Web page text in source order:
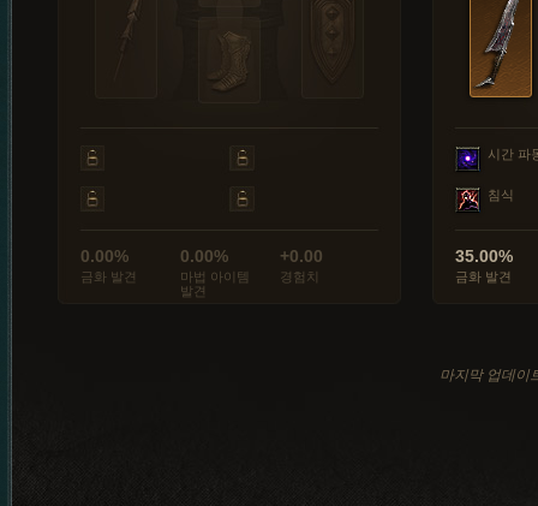
0.00%
금화 발견
0.00%
마법 아이템
발견
+0.00
경험치
시간 파
침식
35.00%
금화 발견
마지막 업데이